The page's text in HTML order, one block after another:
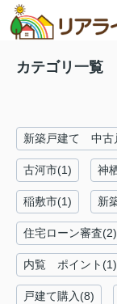
カテゴリ一覧
新築戸建て 中古
古河市(1) 神
稲敷市(1) 新
住宅ローン審査(2)
内覧 ポイント(1)
戸建て購入(8)